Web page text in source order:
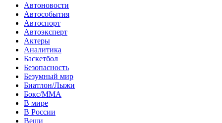
Автоновости
Автособытия
Автоспорт
Автоэксперт
Актеры
Аналитика
Баскетбол
Безопасность
Безумный мир
Биатлон/Лыжи
Бокс/MMA
В мире
В России
Вещи